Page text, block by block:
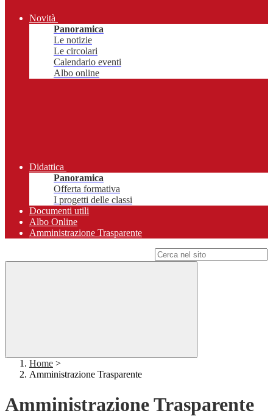
Novità
Panoramica
Le notizie
Le circolari
Calendario eventi
Albo online
Didattica
Panoramica
Offerta formativa
I progetti delle classi
Documenti utili
Albo Online
Amministrazione Trasparente
Home >
Amministrazione Trasparente
Amministrazione Trasparente